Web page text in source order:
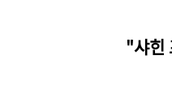
"샤힌